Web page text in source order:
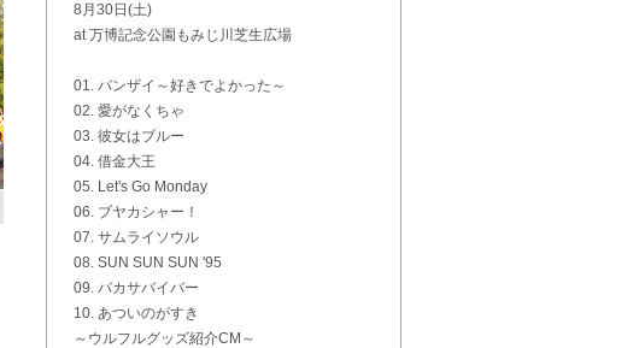
8月30日(土)
at 万博記念公園もみじ川芝生広場
01. バンザイ～好きでよかった～
02. 愛がなくちゃ
03. 彼女はブルー
04. 借金大王
05. Let's Go Monday
06. ブヤカシャー！
07. サムライソウル
08. SUN SUN SUN '95
09. バカサバイバー
10. あついのがすき
～ウルフルグッズ紹介CM～